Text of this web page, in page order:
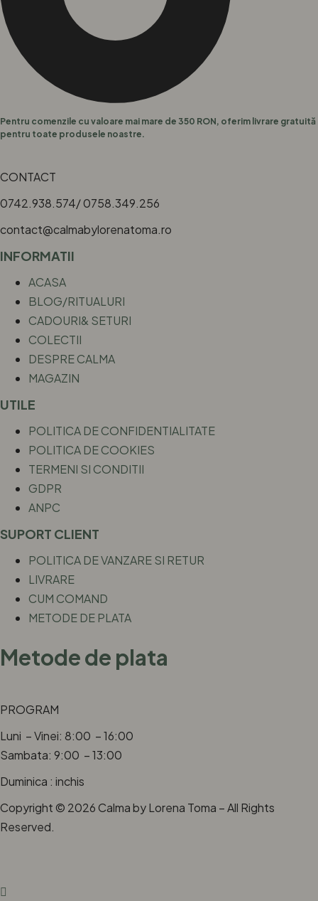
Pentru comenzile cu valoare mai mare de 350 RON, oferim livrare gratuită
pentru toate produsele noastre.
CONTACT
0742.938.574/ 0758.349.256
contact@calmabylorenatoma.ro
INFORMATII
ACASA
BLOG/RITUALURI
CADOURI& SETURI
COLECTII
DESPRE CALMA
MAGAZIN
UTILE
POLITICA DE CONFIDENTIALITATE
POLITICA DE COOKIES
TERMENI SI CONDITII
GDPR
ANPC
SUPORT CLIENT
POLITICA DE VANZARE SI RETUR
LIVRARE
CUM COMAND
METODE DE PLATA
Metode de plata
PROGRAM
Luni – Vinei: 8:00 – 16:00
Sambata: 9:00 – 13:00
Duminica : inchis
Copyright © 2026 Calma by Lorena Toma – All Rights
Reserved.